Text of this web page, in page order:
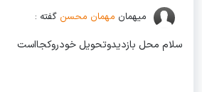
میهمان مهمان محسن گفته :
سلام محل بازدیدوتحویل خودروکجااست